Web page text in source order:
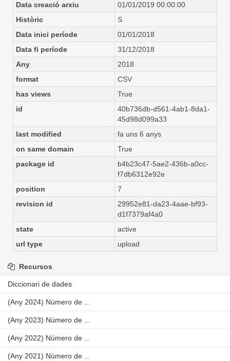
Data creació arxiu
01/01/2019 00:00:00
Històric
S
Data inici període
01/01/2018
Data fi període
31/12/2018
Any
2018
format
CSV
has views
True
id
40b736db-d561-4ab1-8da1-
45d98d099a33
last modified
fa uns 6 anys
on same domain
True
package id
b4b23c47-5ae2-436b-a0cc-
f7db6312e92e
position
7
revision id
29952e81-da23-4aae-bf93-
d1f7379af4a0
state
active
url type
upload
Recursos
Diccionari de dades
(Any 2024) Número de ...
(Any 2023) Número de ...
(Any 2022) Número de ...
(Any 2021) Número de ...